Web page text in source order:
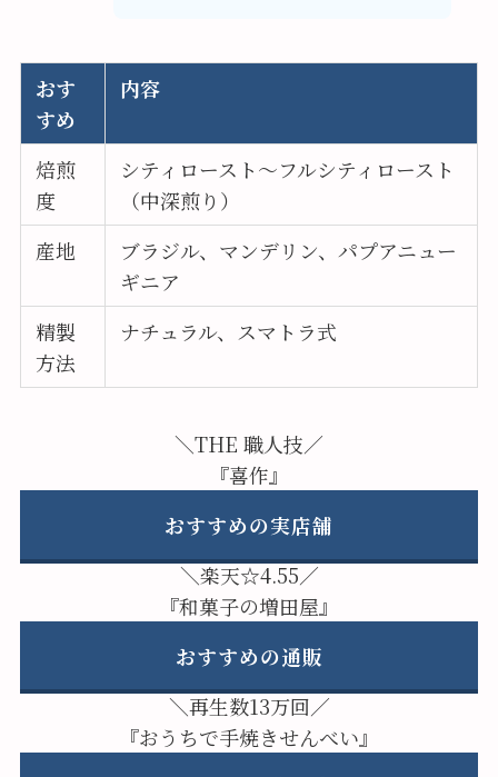
おす
すめ
内容
焙煎
度
シティロースト～フルシティロースト
（中深煎り）
産地
ブラジル、マンデリン、パプアニュー
ギニア
精製
方法
ナチュラル、スマトラ式
＼THE 職人技／
『喜作』
おすすめの実店舗
＼楽天☆4.55／
『和菓子の増田屋』
おすすめの通販
＼再生数13万回／
『おうちで手焼きせんべい』